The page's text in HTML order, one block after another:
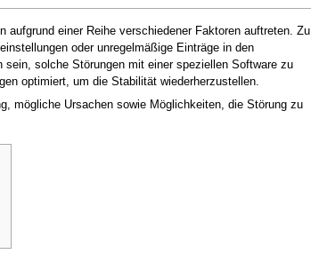
einer Reihe verschiedener Faktoren auftreten. Zu
oder unregelmäßige Einträge in den
solche Störungen mit einer speziellen Software zu
optimiert, um die Stabilität wiederherzustellen.
mögliche Ursachen sowie Möglichkeiten, die Störung zu